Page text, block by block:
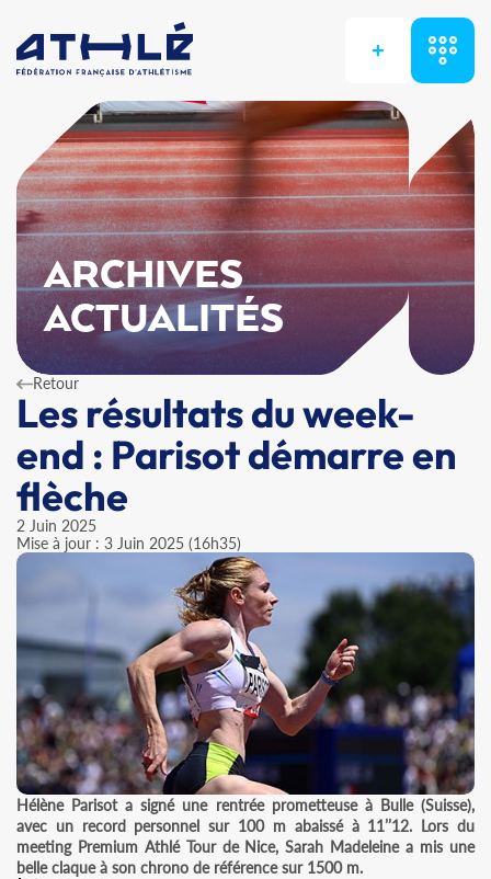
+
ARCHIVES
ACTUALITÉS
Retour
Les résultats du week-
end : Parisot démarre en
flèche
2 Juin 2025
Mise à jour : 3 Juin 2025 (16h35)
Hélène Parisot a signé une rentrée prometteuse à Bulle (Suisse),
avec un record personnel sur 100 m abaissé à 11’’12. Lors du
meeting Premium Athlé Tour de Nice, Sarah Madeleine a mis une
belle claque à son chrono de référence sur 1500 m.